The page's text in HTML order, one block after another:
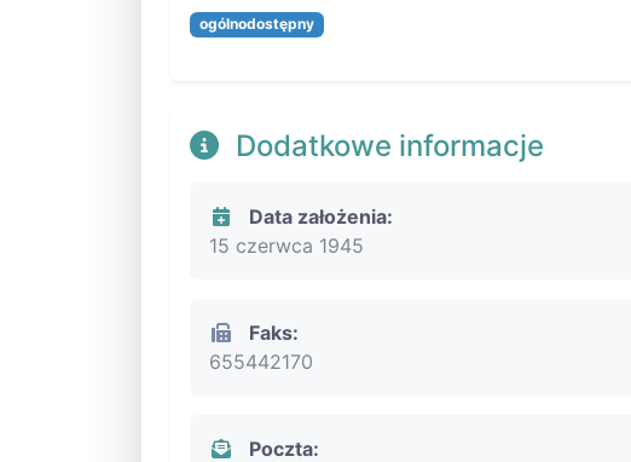
ogólnodostępny
Dodatkowe informacje
Data założenia:
15 czerwca 1945
Faks:
655442170
Poczta: